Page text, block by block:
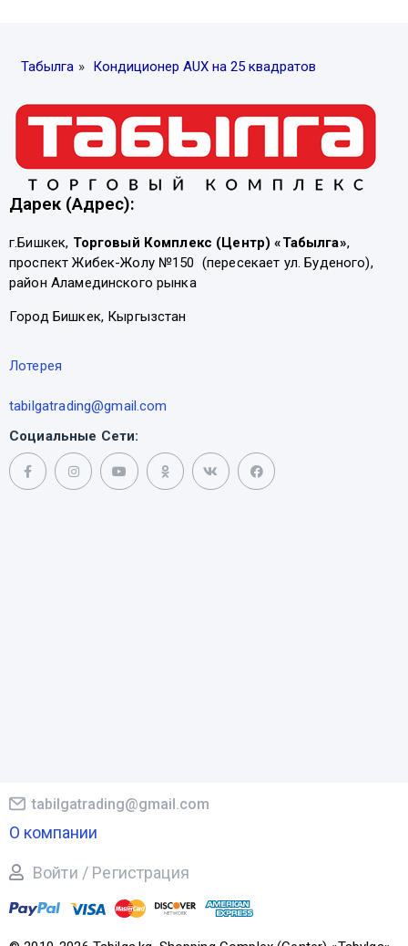
Табылга » Кондиционер AUX на 25 квадратов
Дарек (Адрес):
г.Бишкек, Торговый Комплекс (Центр) «Табылга»,
проспект Жибек-Жолу №150 (пересекает ул. Буденого),
район Аламединского рынка
Город Бишкек, Кыргызстан
Лотерея
tabilgatrading@gmail.com
Социальные Сети:
tabilgatrading@gmail.com
О компании
Войти / Регистрация